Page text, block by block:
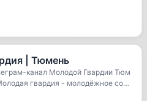
| Тюмень
канал Молодой Гвардии Тюм
гвардия - молодёжное сооб